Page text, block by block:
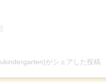
がシェアした投稿